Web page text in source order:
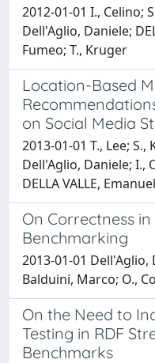
2012-01-01 I., Celino;
Dell'Aglio, Daniele;
Fumeo; T., Kruger
Location-Based
on Social Media
2013-01-01 T., Lee;
Dell'Aglio, Daniele; I.,
DELLA VALLE,
On Correctness
Benchmarking
2013-01-01 Dell'Aglio,
Balduini, Marco; O.,
On the Need to
Testing in RDF
Benchmarks